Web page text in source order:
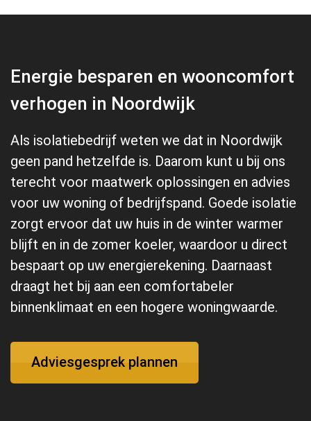
Energie besparen en wooncomfort
verhogen in Noordwijk
Als isolatiebedrijf weten we dat in Noordwijk
geen pand hetzelfde is. Daarom kunt u bij ons
terecht voor maatwerk oplossingen en advies
voor uw woning of bedrijfspand. Goede isolatie
zorgt ervoor dat uw huis in de winter warmer
blijft en in de zomer koeler, waardoor u direct
bespaart op uw energierekening. Daarnaast
draagt het bij aan een comfortabeler
binnenklimaat en een hogere woningwaarde.
Adviesgesprek plannen